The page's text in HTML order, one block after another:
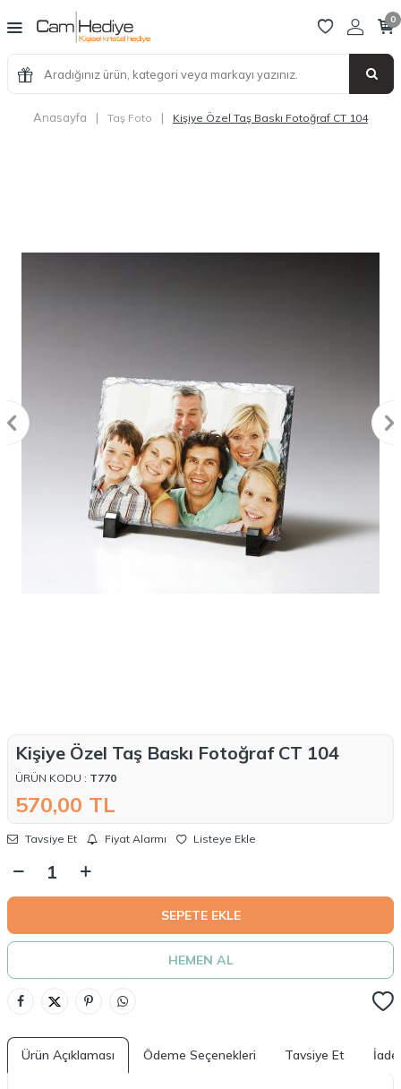
0
Anasayfa | Taş Foto | Kişiye Özel Taş Baskı Fotoğraf CT 104
Kişiye Özel Taş Baskı Fotoğraf CT 104
ÜRÜN KODU : T770
570,00 TL
Tavsiye Et Fiyat Alarmı Listeye Ekle
SEPETE EKLE
HEMEN AL
Ürün Açıklaması Ödeme Seçenekleri Tavsiye Et İade